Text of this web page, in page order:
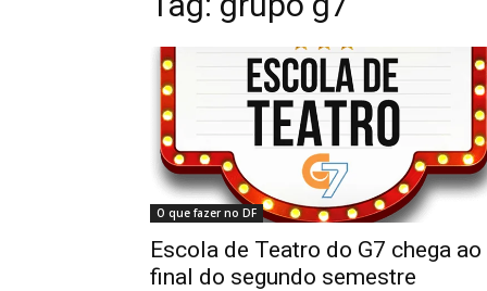
O que fazer no DF
Escola de Teatro do G7 chega ao
final do segundo semestre